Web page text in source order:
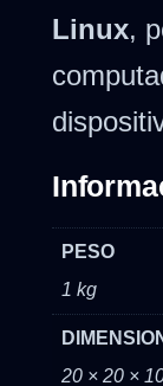
Linux,
PESO
1 kg
20 × 20 ×